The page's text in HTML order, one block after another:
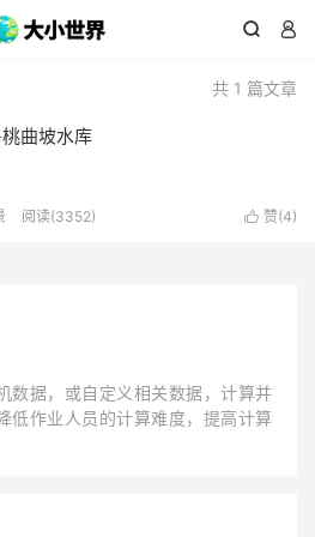
 
共 1 篇文章
曲坡水库
 赞(4)
阅读(3352)
数据，或自定义相关数据，计算并
低作业人员的计算难度，提高计算